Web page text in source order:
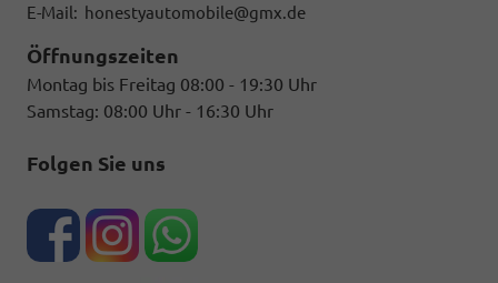
E-Mail: honestyautomobile@gmx.de
Öffnungszeiten
Montag bis Freitag 08:00 - 19:30 Uhr
Samstag: 08:00 Uhr - 16:30 Uhr
Folgen Sie uns